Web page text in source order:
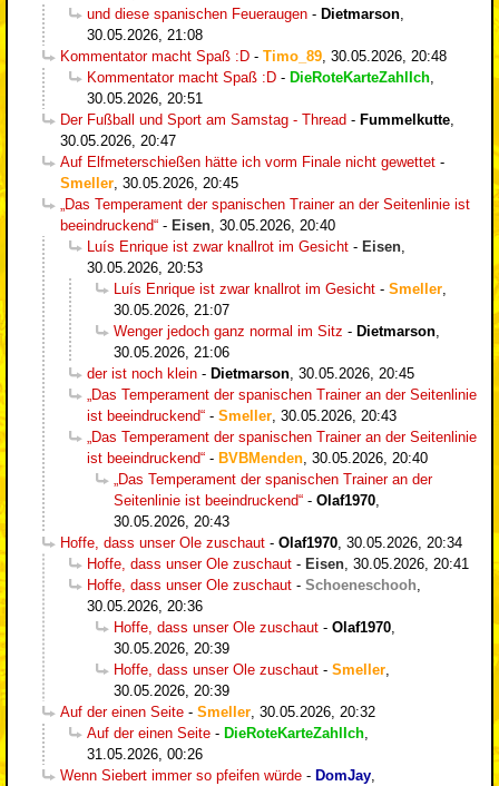
und diese spanischen Feueraugen - Dietmarson,
30.05.2026, 21:08
Kommentator macht Spaß :D - Timo_89, 30.05.2026, 20:48
Kommentator macht Spaß :D - DieRoteKarteZahlIch,
30.05.2026, 20:51
Der Fußball und Sport am Samstag - Thread - Fummelkutte,
30.05.2026, 20:47
Auf Elfmeterschießen hätte ich vorm Finale nicht gewettet -
Smeller, 30.05.2026, 20:45
„Das Temperament der spanischen Trainer an der Seitenlinie ist
beeindruckend“ - Eisen, 30.05.2026, 20:40
Luís Enrique ist zwar knallrot im Gesicht - Eisen,
30.05.2026, 20:53
Luís Enrique ist zwar knallrot im Gesicht - Smeller,
30.05.2026, 21:07
Wenger jedoch ganz normal im Sitz - Dietmarson,
30.05.2026, 21:06
der ist noch klein - Dietmarson, 30.05.2026, 20:45
„Das Temperament der spanischen Trainer an der Seitenlinie
ist beeindruckend“ - Smeller, 30.05.2026, 20:43
„Das Temperament der spanischen Trainer an der Seitenlinie
ist beeindruckend“ - BVBMenden, 30.05.2026, 20:40
„Das Temperament der spanischen Trainer an der
Seitenlinie ist beeindruckend“ - Olaf1970,
30.05.2026, 20:43
Hoffe, dass unser Ole zuschaut - Olaf1970, 30.05.2026, 20:34
Hoffe, dass unser Ole zuschaut - Eisen, 30.05.2026, 20:41
Hoffe, dass unser Ole zuschaut - Schoeneschooh,
30.05.2026, 20:36
Hoffe, dass unser Ole zuschaut - Olaf1970,
30.05.2026, 20:39
Hoffe, dass unser Ole zuschaut - Smeller,
30.05.2026, 20:39
Auf der einen Seite - Smeller, 30.05.2026, 20:32
Auf der einen Seite - DieRoteKarteZahlIch,
31.05.2026, 00:26
Wenn Siebert immer so pfeifen würde - DomJay,